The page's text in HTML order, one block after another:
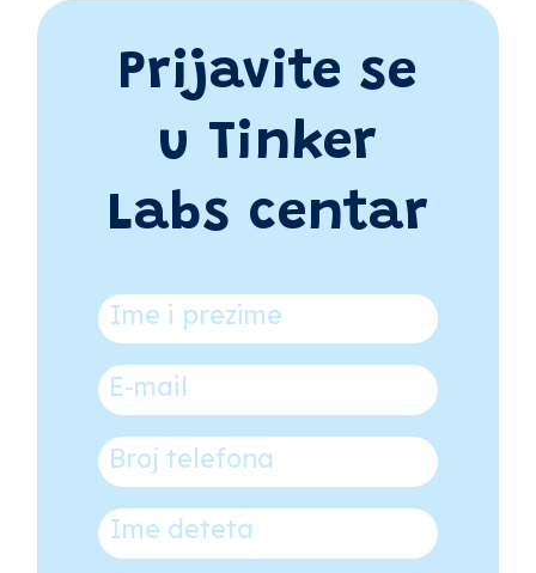
Prijavite se
u Tinker
Labs centar
Ime i prezime*
E-mail*
Broj mobitela*
Ime deteta *